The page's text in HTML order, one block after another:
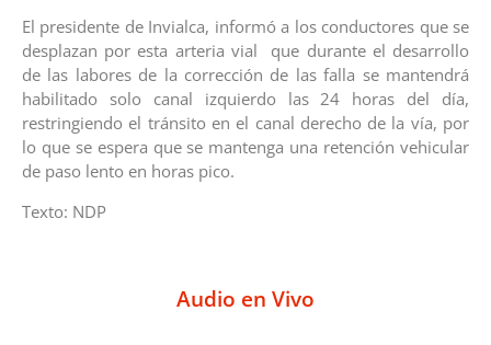
El presidente de Invialca, informó a los conductores que se
desplazan por esta arteria vial que durante el desarrollo
de las labores de la corrección de las falla se mantendrá
habilitado solo canal izquierdo las 24 horas del día,
restringiendo el tránsito en el canal derecho de la vía, por
lo que se espera que se mantenga una retención vehicular
de paso lento en horas pico.
Texto: NDP
Audio en Vivo